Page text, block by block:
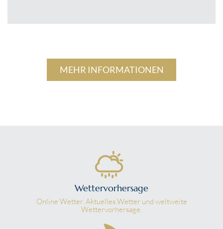
MEHR INFORMATIONEN
Wettervorhersage
Online Wetter. Aktuelles Wetter und weltweite
Wettervorhersage.